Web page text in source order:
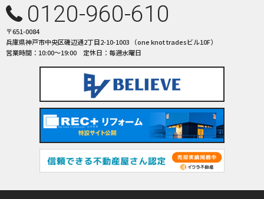
0120-960-610
〒651-0084
兵庫県神戸市中央区磯辺通2丁目2-10-1003 （one knot tradesビル10F）
営業時間：10:00〜19:00 定休日：毎週水曜日